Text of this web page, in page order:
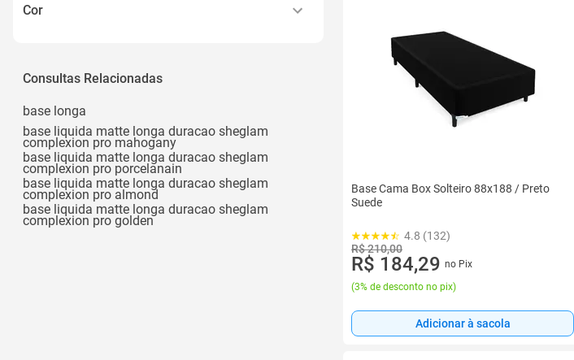
Cor
Preto
Zz21722
Zz21723
Ver todos
Consultas Relacionadas
base longa
base liquida matte longa duracao sheglam
complexion pro mahogany
base liquida matte longa duracao sheglam
complexion pro porcelanain
base liquida matte longa duracao sheglam
complexion pro almond
base liquida matte longa duracao sheglam
complexion pro golden
Base Cama Box Solteiro 88x188 / Preto
Suede
4.8 (132)
R$ 210,00
R$ 184,29 no Pix
(3% de desconto no pix)
Adicionar à sacola